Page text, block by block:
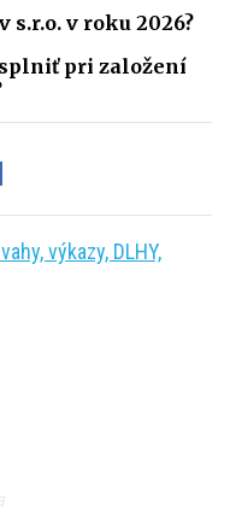
v roku 2026?
pri založení
výkazy, DLHY,